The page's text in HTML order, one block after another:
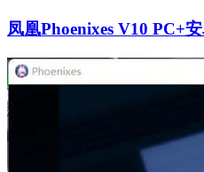
凤凰Phoenixes V10 PC+